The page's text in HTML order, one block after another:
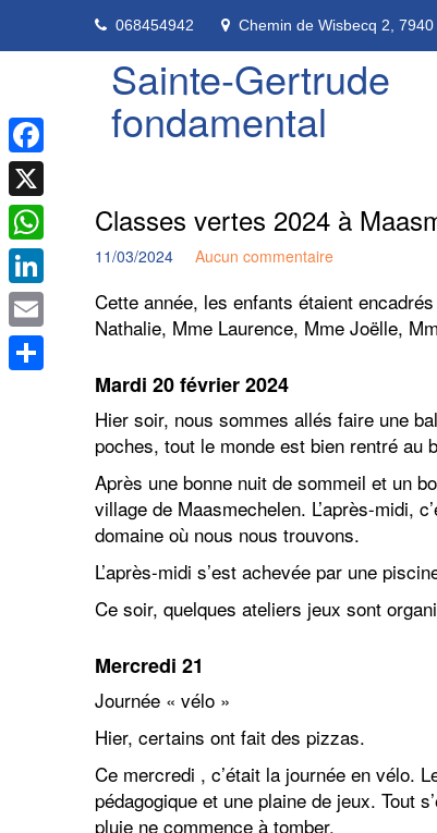
content
068454942 Chemin de Wisbecq 2,
Sainte-Gertrude
fondamental
Classes vertes 2024 à
11/03/2024 Aucun commentaire
Cette année, les enfants étaient
Nathalie, Mme Laurence, Mme Joëlle,
Mardi 20 février 2024
Hier soir, nous sommes allés faire une
poches, tout le monde est bien rentré au
Après une bonne nuit de sommeil et un
village de Maasmechelen. L’après-midi,
domaine où nous nous trouvons.
L’après-midi s’est achevée par une
Ce soir, quelques ateliers jeux sont
Mercredi 21
Journée « vélo »
Hier, certains ont fait des pizzas.
Ce mercredi , c’était la journée en vélo.
pédagogique et une plaine de jeux. Tout
pluie ne commence à tomber.
Facebook
X
WhatsApp
LinkedIn
Email